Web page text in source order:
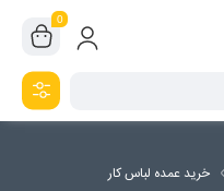
0
خرید عمده لباس کار